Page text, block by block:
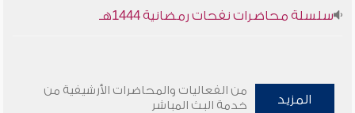
سلسلة محاضرات نفحات رمضانية 1444هـ
المزيد
من الفعاليات والمحاضرات الأرشيفية من
خدمة البث المباشر